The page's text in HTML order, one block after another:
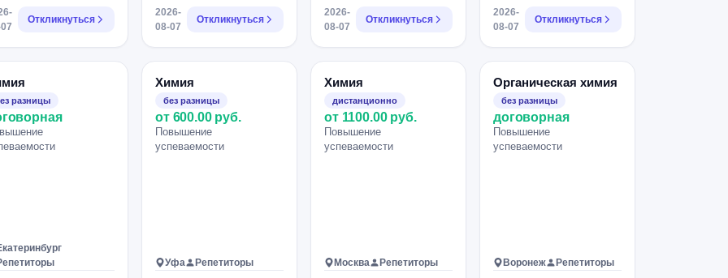
Откликнуться
2026-
08-07
Откликнуться
2026-
08-07
Откликнуться
2026-
08-07
Откликнуться
разницы
Химия
без разницы
от 600.00 руб.
Повышение
успеваемости
Уфа
Репетиторы
Химия
дистанционно
от 1100.00 руб.
Повышение
успеваемости
Москва
Репетиторы
Органическая химия
без разницы
договорная
Повышение
успеваемости
Воронеж
Репетиторы